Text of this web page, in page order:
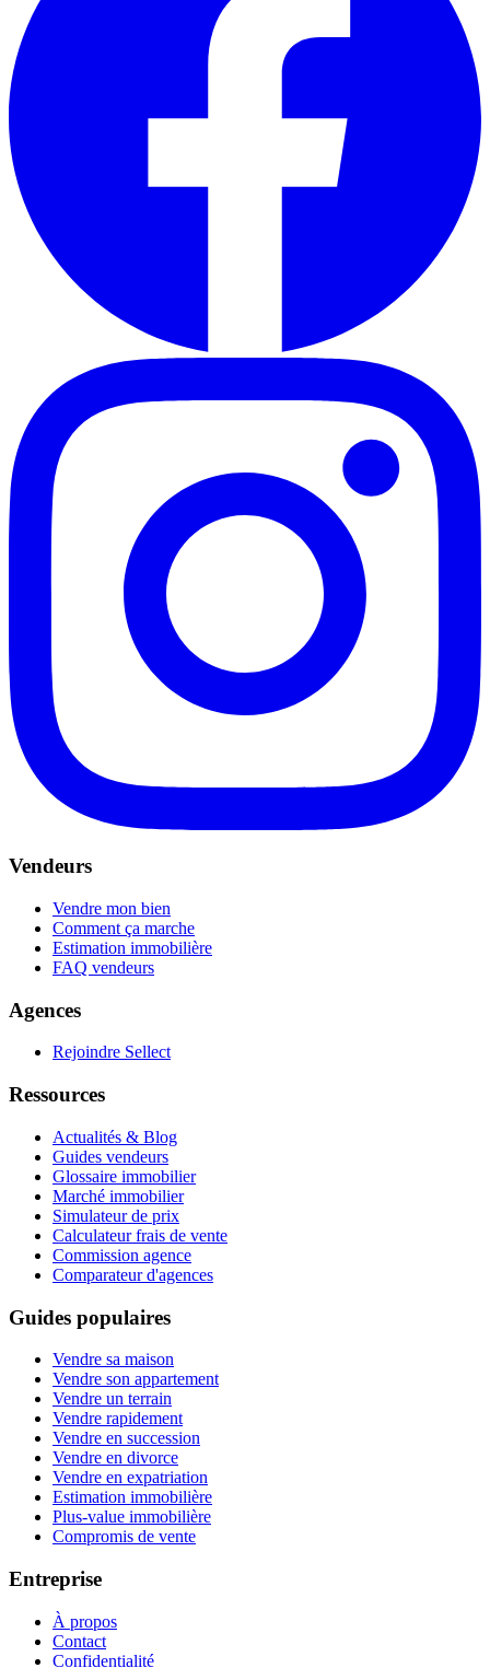
Vendeurs
Vendre mon bien
Comment ça marche
Estimation immobilière
FAQ vendeurs
Agences
Rejoindre Sellect
Ressources
Actualités & Blog
Guides vendeurs
Glossaire immobilier
Marché immobilier
Simulateur de prix
Calculateur frais de vente
Commission agence
Comparateur d'agences
Guides populaires
Vendre sa maison
Vendre son appartement
Vendre un terrain
Vendre rapidement
Vendre en succession
Vendre en divorce
Vendre en expatriation
Estimation immobilière
Plus-value immobilière
Compromis de vente
Entreprise
À propos
Contact
Confidentialité